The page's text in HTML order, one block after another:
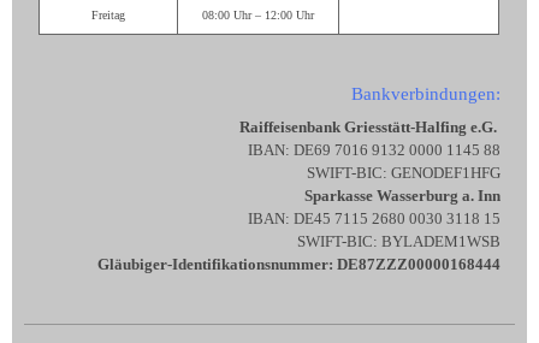
Freitag 08:00 Uhr – 12:00 Uhr
Bankverbindungen:
Raiffeisenbank Griesstätt-Halfing e.G.
IBAN: DE69 7016 9132 0000 1145 88
SWIFT-BIC: GENODEF1HFG
Sparkasse Wasserburg a. Inn
IBAN: DE45 7115 2680 0030 3118 15
SWIFT-BIC: BYLADEM1WSB
Gläubiger-Identifikationsnummer: DE87ZZZ00000168444